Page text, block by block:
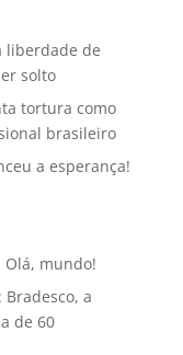
liberdade de
solto
tortura como
brasileiro
a esperança!
Olá, mundo!
Bradesco, a
de 60